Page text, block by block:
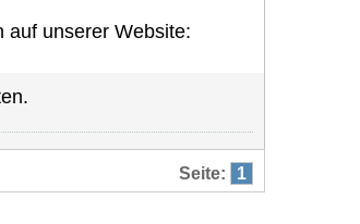
auf unserer Website:
Seite: 1